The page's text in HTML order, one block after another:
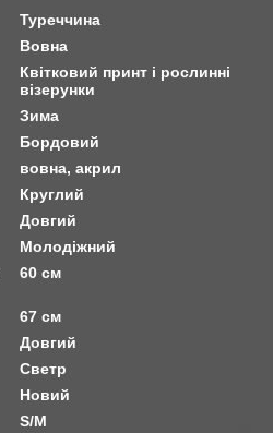
Туреччина
Вовна
Квітковий принт і рослинні
візерунки
Зима
Бордовий
вовна, акрил
Круглий
Довгий
Молодіжний
60 см
67 см
Довгий
Светр
Новий
S/M